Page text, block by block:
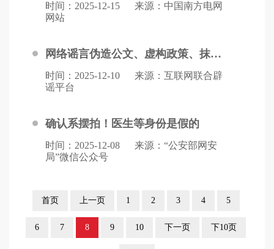
时间：2025-12-15
来源：中国南方电网
网站
网络谣言伪造公文、虚构政策、抹黑企业 网信公安工信部门坚决整治
时间：2025-12-10
来源：互联网联合辟
谣平台
确认系摆拍！医生等身份是假的
时间：2025-12-08
来源：“公安部网安
局”微信公众号
首页 上一页 1 2 3 4 5
6 7 8 9 10 下一页 下10页